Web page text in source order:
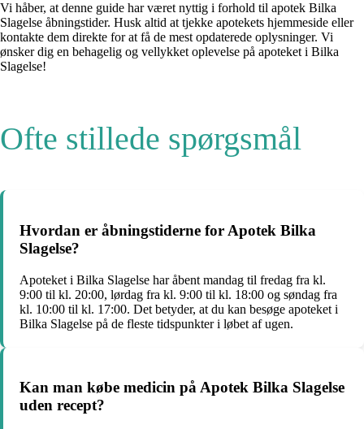
Vi håber, at denne guide har været nyttig i forhold til apotek Bilka
Slagelse åbningstider. Husk altid at tjekke apotekets hjemmeside eller
kontakte dem direkte for at få de mest opdaterede oplysninger. Vi
ønsker dig en behagelig og vellykket oplevelse på apoteket i Bilka
Slagelse!
Ofte stillede spørgsmål
Hvordan er åbningstiderne for Apotek Bilka
Slagelse?
Apoteket i Bilka Slagelse har åbent mandag til fredag fra kl.
9:00 til kl. 20:00, lørdag fra kl. 9:00 til kl. 18:00 og søndag fra
kl. 10:00 til kl. 17:00. Det betyder, at du kan besøge apoteket i
Bilka Slagelse på de fleste tidspunkter i løbet af ugen.
Kan man købe medicin på Apotek Bilka Slagelse
uden recept?